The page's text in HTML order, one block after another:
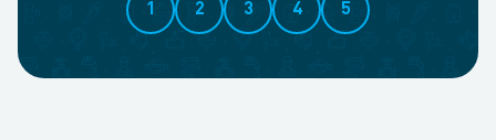
1 2 3 4 5